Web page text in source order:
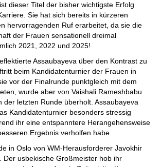
dieser Titel der bisher wichtigste Erfolg
Sie hat sich bereits in kürzeren
hervorragenden Ruf erarbeitet, da sie die
der Frauen sensationell dreimal
2021, 2022 und 2025!
Assaubayeva über den Kontrast zu
beim Kandidatenturnier der Frauen in
vor der Finalrunde punktgleich mit dem
wurde aber von Vaishali Rameshbabu
der letzten Runde überholt. Assaubayeva
Kandidatenturnier besonders stressig
ihr eine entspanntere Herangehensweise
Ergebnis verholfen habe.
in Oslo von WM-Herausforderer Javokhir
Der usbekische Großmeister hob ihr